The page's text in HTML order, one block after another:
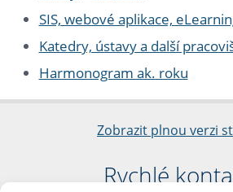
SIS, webové aplikace,
Katedry, ústavy a další
Harmonogram ak. roku
Zobrazit plnou verzi
Rychlé